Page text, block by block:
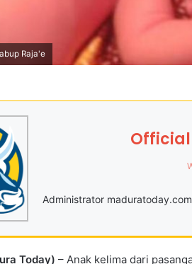
Raja'e
Administrator maduratoday.com
Today) – Anak kelima dari